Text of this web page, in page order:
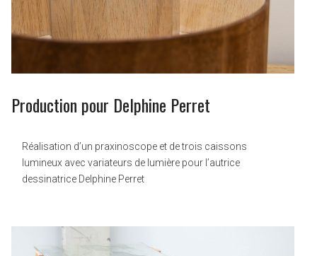
Production pour Delphine Perret
Réalisation d’un praxinoscope et de trois caissons
lumineux avec variateurs de lumière pour l’autrice
dessinatrice Delphine Perret